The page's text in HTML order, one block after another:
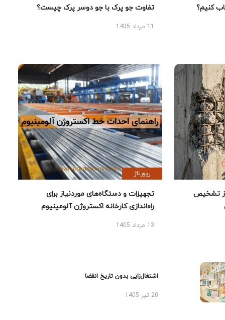
کنیم؟ تفاوت جو پرک با جو دوسر پرک چیست؟
تشخیص
رپورتاژ
تجهیزات و دستگاه‌های موردنیاز برای
راه‌اندازی کارخانه اکستروژن آلومینیوم
13 مرداد 1405
اشتغال‌زایی بدون تاریخ انقضا
20 تیر 1405